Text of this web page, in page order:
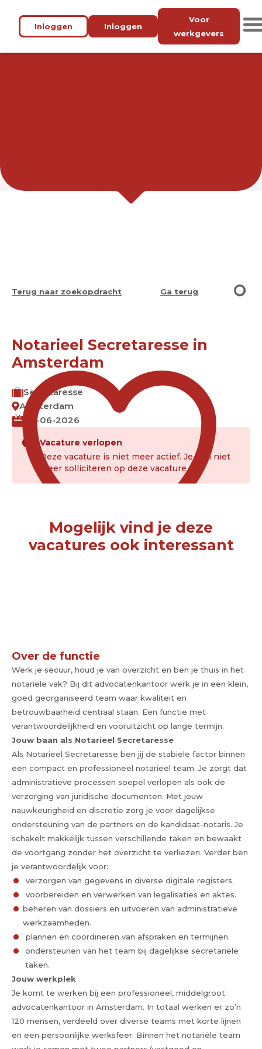
Inloggen Inloggen
Voor
werkgevers
Terug naar zoekopdracht Ga terug
Notarieel Secretaresse in
Amsterdam
Secretaresse
Amsterdam
03-06-2026
Vacature verlopen
Deze vacature is niet meer actief. Je kan niet
meer solliciteren op deze vacature.
Mogelijk vind je deze
vacatures ook interessant
Over de functie
Werk je secuur, houd je van overzicht en ben je thuis in het
notariële vak? Bij dit advocatenkantoor werk je in een klein,
goed georganiseerd team waar kwaliteit en
betrouwbaarheid centraal staan. Een functie met
verantwoordelijkheid en vooruitzicht op lange termijn.
Jouw baan als Notarieel Secretaresse
Als Notarieel Secretaresse ben jij de stabiele factor binnen
een compact en professioneel notarieel team. Je zorgt dat
administratieve processen soepel verlopen als ook de
verzorging van juridische documenten. Met jouw
nauwkeurigheid en discretie zorg je voor dagelijkse
ondersteuning van de partners en de kandidaat-notaris. Je
schakelt makkelijk tussen verschillende taken en bewaakt
de voortgang zonder het overzicht te verliezen. Verder ben
je verantwoordelijk voor:
verzorgen van gegevens in diverse digitale registers.
voorbereiden en verwerken van legalisaties en aktes.
beheren van dossiers en uitvoeren van administratieve
werkzaamheden.
plannen en coördineren van afspraken en termijnen.
ondersteunen van het team bij dagelijkse secretariële
taken.
Jouw werkplek
Je komt te werken bij een professioneel, middelgroot
advocatenkantoor in Amsterdam. In totaal werken er zo’n
120 mensen, verdeeld over diverse teams met korte lijnen
en een persoonlijke werksfeer. Binnen het notariële team